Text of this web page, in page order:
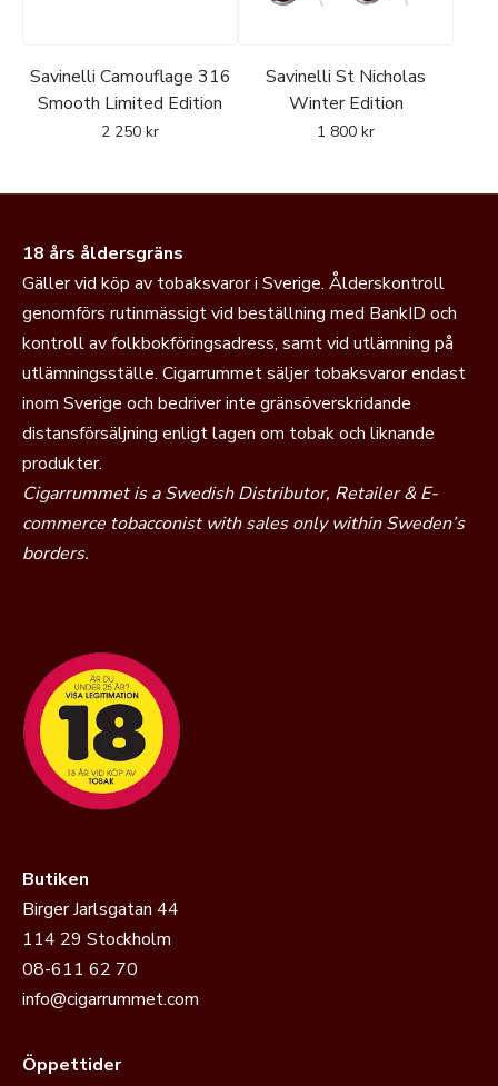
Savinelli Camouflage 316
Smooth Limited Edition
2 250 kr
Savinelli St Nicholas
Winter Edition
1 800 kr
18 års åldersgräns
Gäller vid köp av tobaksvaror i Sverige. Ålderskontroll
genomförs rutinmässigt vid beställning med BankID och
kontroll av folkbokföringsadress, samt vid utlämning på
utlämningsställe. Cigarrummet säljer tobaksvaror endast
inom Sverige och bedriver inte gränsöverskridande
distansförsäljning enligt lagen om tobak och liknande
produkter.
Cigarrummet is a Swedish Distributor, Retailer & E-
commerce tobacconist with sales only within Sweden’s
borders.
Butiken
Birger Jarlsgatan 44
114 29 Stockholm
08-611 62 70
info@cigarrummet.com
Öppettider